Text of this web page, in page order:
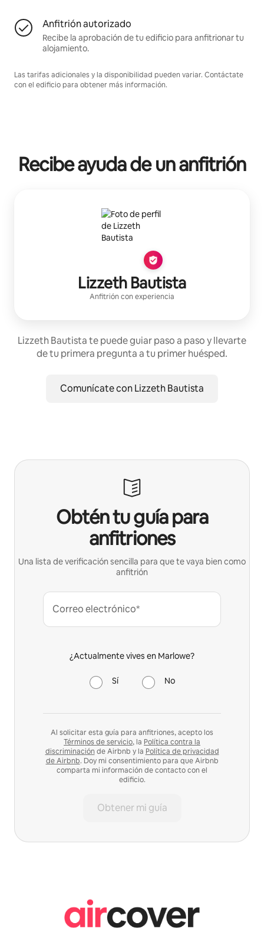
Anfitrión autorizado
Recibe la aprobación de tu edificio para anfitrionar tu
alojamiento.
Las tarifas adicionales y la disponibilidad pueden variar. Contáctate
con el edificio para obtener más información.
Recibe ayuda de un anfitrión
Lizzeth Bautista
Anfitrión con experiencia
Lizzeth Bautista te puede guiar paso a paso y llevarte
de tu primera pregunta a tu primer huésped.
Comunícate con Lizzeth Bautista
Obtén tu guía para
anfitriones
Una lista de verificación sencilla para que te vaya bien como
anfitrión
Correo electrónico*
¿Actualmente vives en Marlowe?
Sí No
Al solicitar esta guía para anfitriones, acepto los
Términos de servicio, la Política contra la
discriminación de Airbnb y la Política de privacidad
de Airbnb. Doy mi consentimiento para que Airbnb
comparta mi información de contacto con el
edificio.
Obtener mi guía